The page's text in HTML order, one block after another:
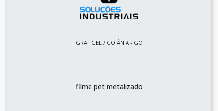
GRAFIGEL / GOIÂNIA - GO
filme pet metalizado